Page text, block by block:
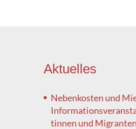
Aktu­el­les
Neben­kos­ten und
tin­nen und Migranten